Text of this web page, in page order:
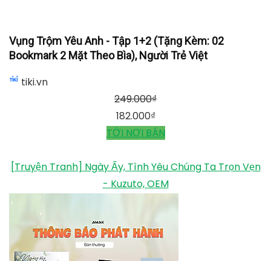
Vụng Trộm Yêu Anh - Tập 1+2 (Tặng Kèm: 02
Bookmark 2 Mặt Theo Bìa), Người Trẻ Việt
tiki.vn
249.000₫
182.000₫
TỚI NƠI BÁN
[Truyện Tranh] Ngày Ấy, Tình Yêu Chúng Ta Trọn Vẹn
- Kuzuto, OEM